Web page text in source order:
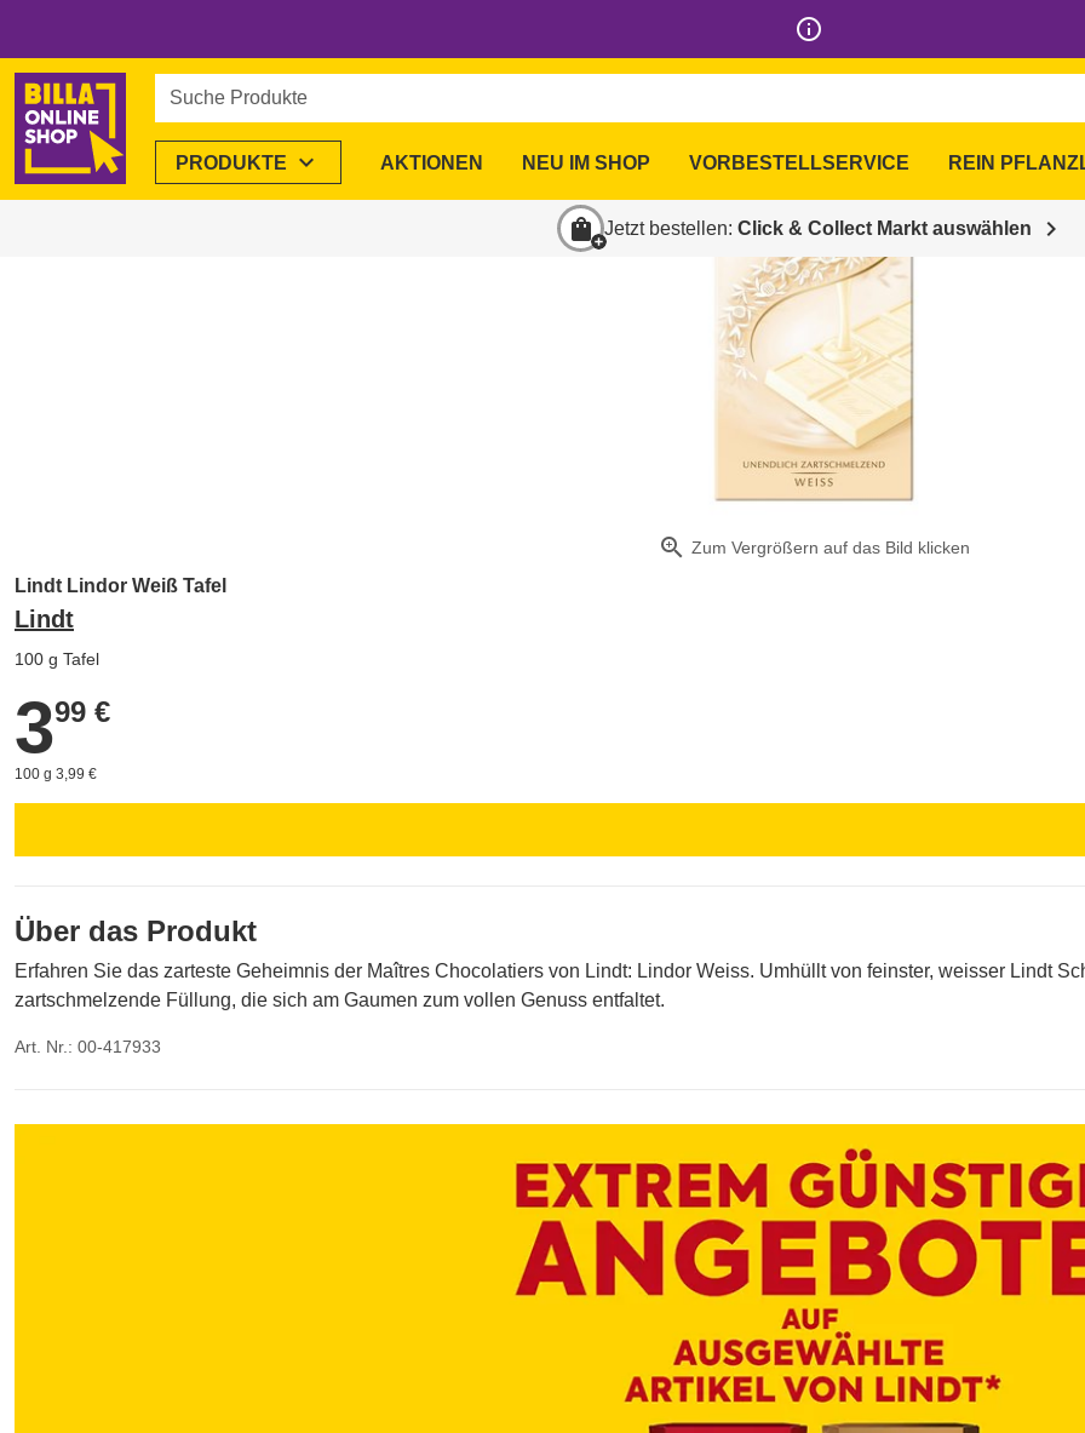
info_outline
Suche Produkte
PRODUKTE expand_more AKTIONEN NEU IM SHOP VORBESTELLSERVICE REIN
shopping_bag Jetzt bestellen: Click & Collect Markt auswählen chevron_right
zoom_in Zum Vergrößern auf das Bild klicken
Lindt Lindor Weiß Tafel
Lindt
100 g Tafel
3,99 €
399 €
100 g 3,99 €
Über das Produkt
Erfahren Sie das zarteste Geheimnis der Maîtres Chocolatiers von Lindt: Lindor Weiss. Umhüllt von feinster, weisser Lindt
zartschmelzende Füllung, die sich am Gaumen zum vollen Genuss entfaltet.
Art. Nr.: 00-417933